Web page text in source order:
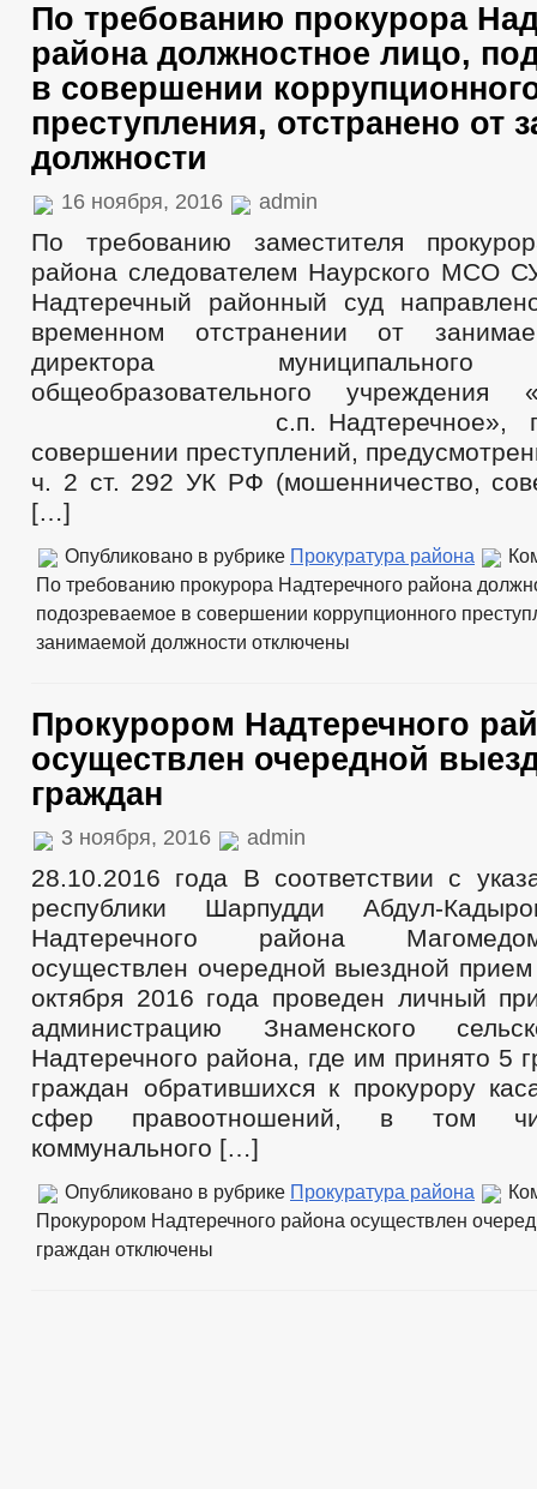
По требованию прокурора
района должностное лицо,
в совершении
преступления, отстранено от
должности
16 ноября, 2016 admin
По требованию заместителя
района следователем Наурского МСО
Надтеречный районный суд
временном отстранении от
директора муниципального
общеобразовательного
с.п. Надтеречное»,
совершении преступлений,
ч. 2 ст. 292 УК РФ (мошенничество,
[…]
Опубликовано в рубрике Прокуратура района
По требованию прокурора Надтеречного района
подозреваемое в совершении коррупционного
занимаемой должности отключены
Прокурором Надтеречного
осуществлен очередной
граждан
3 ноября, 2016 admin
28.10.2016 года В соответствии с
республики Шарпудди Абдул-
Надтеречного района
осуществлен очередной выездной
октября 2016 года проведен личный
администрацию Знаменского
Надтеречного района, где им принято 5
граждан обратившихся к прокурору
сфер правоотношений, в том
коммунального […]
Опубликовано в рубрике Прокуратура района
Прокурором Надтеречного района осуществлен
граждан отключены